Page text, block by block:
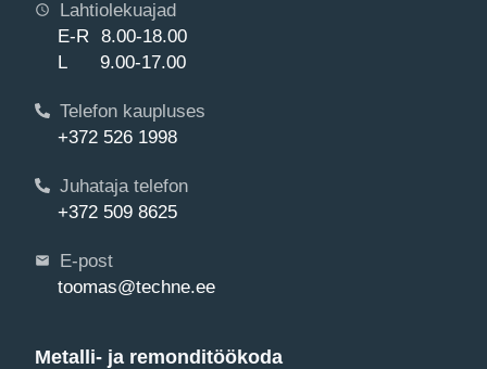
Lahtiolekuajad
E-R 8.00-18.00
L 9.00-17.00
Telefon kaupluses
+372 526 1998
Juhataja telefon
+372 509 8625
E-post
toomas@techne.ee
Metalli- ja remonditöökoda